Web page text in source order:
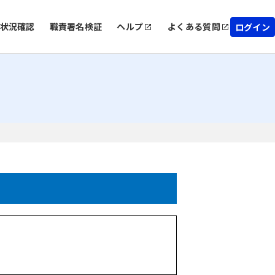
況確認 職責署名検証 ヘルプ よくある質問 ログイン